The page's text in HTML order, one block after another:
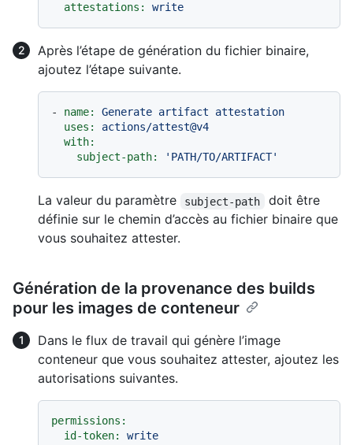
attestations:
write
Après l’étape de génération du fichier binaire,
ajoutez l’étape suivante.
- name: Generate artifact
attestation
uses:
actions/attest@v4
with:
subject-path:
'PATH/TO/ARTIFACT'
La valeur du paramètre subject-path
doit être
définie sur le chemin d’accès au fichier binaire que
vous souhaitez attester.
Génération de la provenance des builds
pour les images de conteneur
Dans le flux de travail qui génère l’image
conteneur que vous souhaitez attester, ajoutez les
autorisations suivantes.
permissions:
id-token:
write